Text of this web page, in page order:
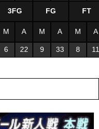
3FG FG FT
M A M A M A
6 22 9 33 8 11